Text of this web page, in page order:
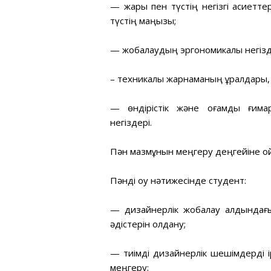
— жарық пен түстің негізгі
түстің маңызы;
— жобалаудың эргономикалық
– техникалық жарнаманың
— өндірістік және қоғамдық
негіздері.
Пән мазмұнын меңгеру деңгейіне
Пәнді оқу нәтижесінде студент:
— дизайнерлік жобалау
әдістерін қолдану;
— тиімді дизайнерлік шешімдерді
меңгеру;